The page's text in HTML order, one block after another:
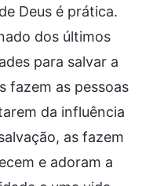
Deus é prática.
dos últimos
para salvar a
fazem as pessoas
da influência
as fazem
e adoram a